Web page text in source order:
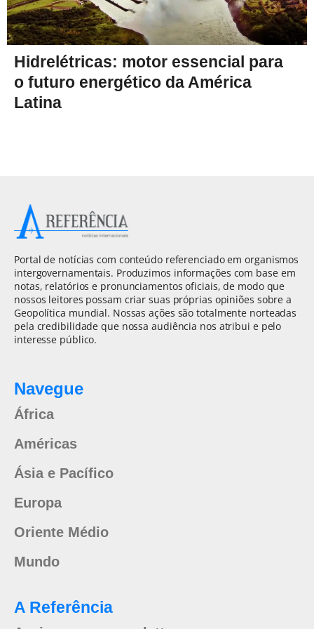
Hidrelétricas: motor essencial para
o futuro energético da América
Latina
Portal de notícias com conteúdo referenciado em organismos
intergovernamentais. Produzimos informações com base em
notas, relatórios e pronunciamentos oficiais, de modo que
nossos leitores possam criar suas próprias opiniões sobre a
Geopolítica mundial. Nossas ações são totalmente norteadas
pela credibilidade que nossa audiência nos atribui e pelo
interesse público.
Navegue
África
Américas
Ásia e Pacífico
Europa
Oriente Médio
Mundo
A Referência